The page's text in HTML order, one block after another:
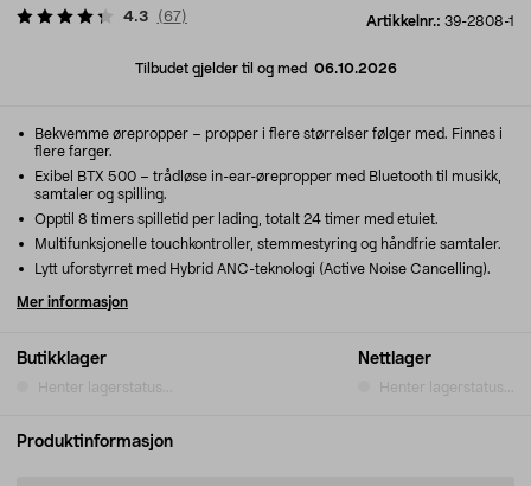
Artikkelnr.: 39-2808-1
4.3 (67)
Tilbudet gjelder til og med 06.10.2026
Butikklager
Henter lagerstatus...
Nettlager
Henter lagerstatus...
Bekvemme ørepropper – propper i flere størrelser følger med. Finnes i
flere farger.
Exibel BTX 500 – trådløse in-ear-ørepropper med Bluetooth til musikk,
samtaler og spilling.
Opptil 8 timers spilletid per lading, totalt 24 timer med etuiet.
Multifunksjonelle touchkontroller, stemmestyring og håndfrie samtaler.
Lytt uforstyrret med Hybrid ANC-teknologi (Active Noise Cancelling).
Mer informasjon
Produktinformasjon